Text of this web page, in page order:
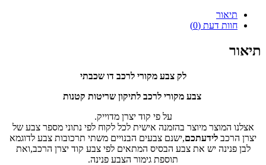
תיאור
חוות דעת (0)
תיאור
לק צבע מקורי לרכב דו שכבתי
צבע מקורי לרכב לתיקון שריטות קטנות
על פי קוד יצרן מדוייק.
אצלנו המוצר מיוצר בהזמנה אישית לכל לקוח לפי נתוני מספר צבע של
יצרן הרכב לידעתכם,ישנם צבעים הבנויים משתי תרכובות צבע לדוגמא
לבן פנינה יש את צבע הבסיס המתאים לפי צבע קוד יצרן הרכב,ואת
תוספת גימור הצבע פנינה.